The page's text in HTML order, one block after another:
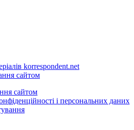
korrespondent.net
сайтом
сайтом
і персональних даних